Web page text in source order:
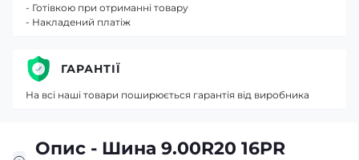
Опис - Шина 9.00R20 16PR
- Готівкою при отриманні товару
- Накладений платіж
ГАРАНТІЇ
На всі наші товари поширюється гарантія від виробника